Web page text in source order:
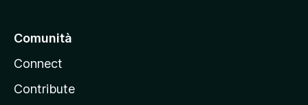
Comunità
Connect
Contribute